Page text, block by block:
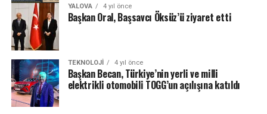
YALOVA 4 yıl önce
Başkan Oral, Başsavcı Öksüz’ü ziyaret etti
TEKNOLOJI 4 yıl önce
Başkan Becan, Türkiye’nin yerli ve milli
elektrikli otomobili TOGG’un açılışına katıldı